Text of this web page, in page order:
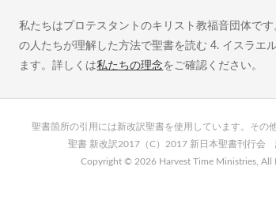
私たちはプロテスタントのキリスト教福音団体で
の人たちが理解した方法で聖書を読む 4. イスラエ
ます。詳しくは私たちの理念をご確認ください。
聖書箇所の引用には新改訳聖書を使用しています。その
聖書 新改訳2017（C）2017 新日本聖書刊行会
Copyright © 2026 Harvest Time Ministries, All